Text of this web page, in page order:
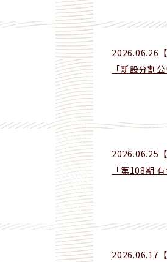
2026.06.26
「新設分割
2026.06.25
「第108期
2026.06.17